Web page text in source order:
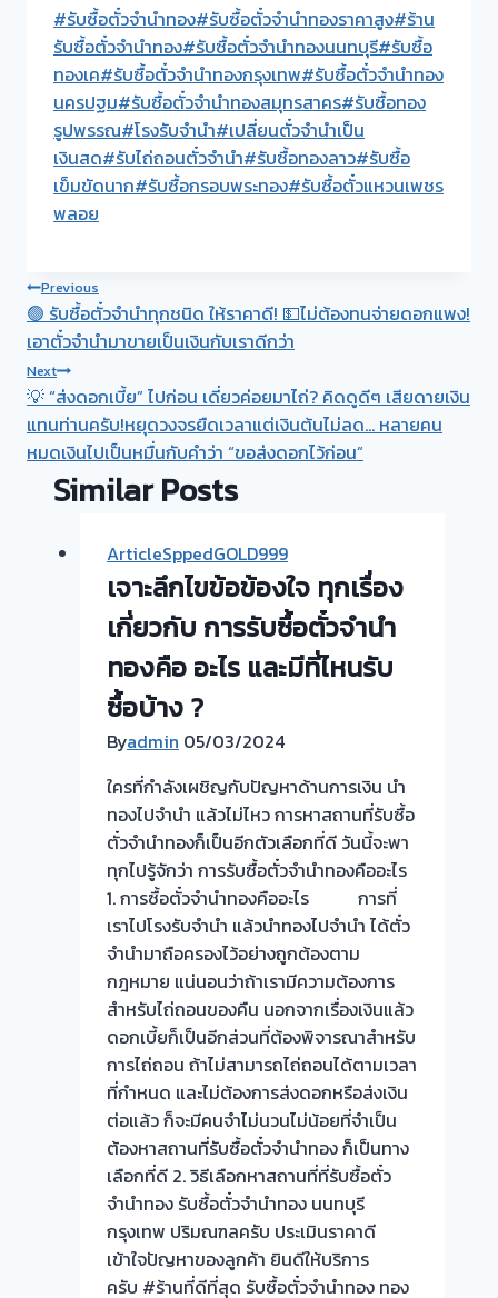
#รับซื้อตั๋วจำนำทอง#รับซื้อตั๋วจำนำทองราคาสูง#ร้าน
รับซื้อตั๋วจำนำทอง#รับซื้อตั๋วจำนำทองนนทบุรี#รับซื้อ
ทองเค#รับซื้อตั๋วจำนำทองกรุงเทพ#รับซื้อตั๋วจำนำทอง
นครปฐม#รับซื้อตั๋วจำนำทองสมุทรสาคร#รับซื้อทอง
รูปพรรณ#โรงรับจำนำ#เปลี่ยนตั๋วจำนำเป็น
เงินสด#รับไถ่ถอนตั๋วจำนำ#รับซื้อทองลาว#รับซื้อ
เข็มขัดนาก#รับซื้อกรอบพระทอง#รับซื้อตั๋วแหวนเพชร
พลอย
Post
navigation
Previous
🟢 รับซื้อตั๋วจำนำทุกชนิด ให้ราคาดี! 💵ไม่ต้องทนจ่ายดอกแพง!
เอาตั๋วจำนำมาขายเป็นเงินกับเราดีกว่า
Next
💡 “ส่งดอกเบี้ย” ไปก่อน เดี่ยวค่อยมาไถ่? คิดดูดีๆ เสียดายเงิน
แทนท่านครับ!หยุดวงจรยืดเวลาแต่เงินต้นไม่ลด… หลายคน
หมดเงินไปเป็นหมื่นกับคำว่า “ขอส่งดอกไว้ก่อน”
Similar Posts
ArticleSppedGOLD999
เจาะลึกไขข้อข้องใจ ทุกเรื่อง
เกี่ยวกับ การรับซื้อตั๋วจำนำ
ทองคือ อะไร และมีที่ไหนรับ
ซื้อบ้าง ?
Byadmin 05/03/2024
ใครที่กำลังเผชิญกับปัญหาด้านการเงิน นำ
ทองไปจำนำ แล้วไม่ไหว การหาสถานที่รับซื้อ
ตั๋วจำนำทองก็เป็นอีกตัวเลือกที่ดี วันนี้จะพา
ทุกไปรู้จักว่า การรับซื้อตั๋วจำนำทองคืออะไร
1. การซื้อตั๋วจำนำทองคืออะไร การที่
เราไปโรงรับจำนำ แล้วนำทองไปจำนำ ได้ตั๋ว
จำนำมาถือครองไว้อย่างถูกต้องตาม
กฎหมาย แน่นอนว่าถ้าเรามีความต้องการ
สำหรับไถ่ถอนของคืน นอกจากเรื่องเงินแล้ว
ดอกเบี้ยก็เป็นอีกส่วนที่ต้องพิจารณาสำหรับ
การไถ่ถอน ถ้าไม่สามารถไถ่ถอนได้ตามเวลา
ที่กำหนด และไม่ต้องการส่งดอกหรือส่งเงิน
ต่อแล้ว ก็จะมีคนจำไม่นวนไม่น้อยที่จำเป็น
ต้องหาสถานที่รับซื้อตั๋วจำนำทอง ก็เป็นทาง
เลือกที่ดี 2. วิธีเลือกหาสถานที่ที่รับซื้อตั๋ว
จำนำทอง รับซื้อตั๋วจำนำทอง นนทบุรี
กรุงเทพ ปริมณฑลครับ ประเมินราคาดี
เข้าใจปัญหาของลูกค้า ยินดีให้บริการ
ครับ #ร้านที่ดีที่สุด รับซื้อตั๋วจำนำทอง ทอง